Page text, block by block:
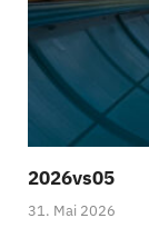
2026vs05
31. Mai 2026